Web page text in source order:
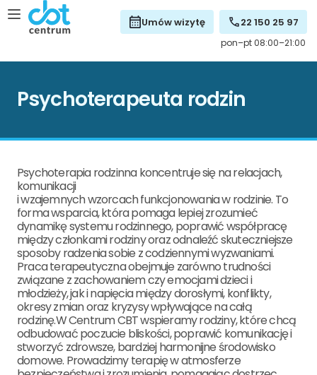
Umów wizytę 22 150 25 97
pon–pt 08:00–21:00
Psychoterapeuta rodzin
Psychoterapia rodzinna koncentruje się na relacjach,
komunikacji
i wzajemnych wzorcach funkcjonowania w rodzinie. To
forma wsparcia, która pomaga lepiej zrozumieć
dynamikę systemu rodzinnego, poprawić współpracę
między członkami rodziny oraz odnaleźć skuteczniejsze
sposoby radzenia sobie z codziennymi wyzwaniami.
Praca terapeutyczna obejmuje zarówno trudności
związane z zachowaniem czy emocjami dzieci i
młodzieży, jak i napięcia między dorosłymi, konflikty,
okresy zmian oraz kryzysy wpływające na całą
rodzinę.W Centrum CBT wspieramy rodziny, które chcą
odbudować poczucie bliskości, poprawić komunikację i
stworzyć zdrowsze, bardziej harmonijne środowisko
domowe. Prowadzimy terapię w atmosferze